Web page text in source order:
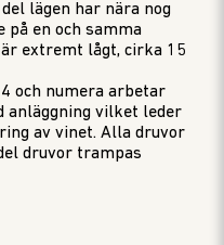
lägen har nära nog
en och samma
extremt lågt, cirka 15
och numera arbetar
anläggning vilket leder
av vinet. Alla druvor
druvor trampas